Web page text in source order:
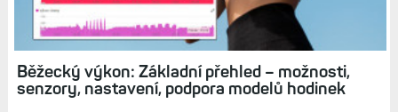
Běžecký výkon: Základní přehled – možnosti,
senzory, nastavení, podpora modelů hodinek